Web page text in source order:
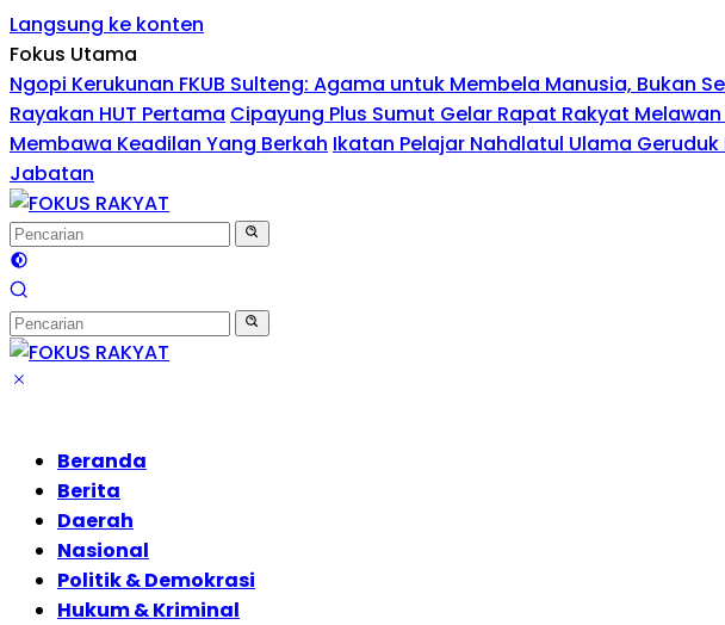
Langsung ke konten
Fokus Utama
Ngopi Kerukunan FKUB Sulteng: Agama untuk Membela Manusia, Bukan
Rayakan HUT Pertama Cipayung Plus Sumut Gelar Rapat Rakyat
Membawa Keadilan Yang Berkah Ikatan Pelajar Nahdlatul Ulama
Jabatan
Beranda
Berita
Daerah
Nasional
Politik & Demokrasi
Hukum & Kriminal